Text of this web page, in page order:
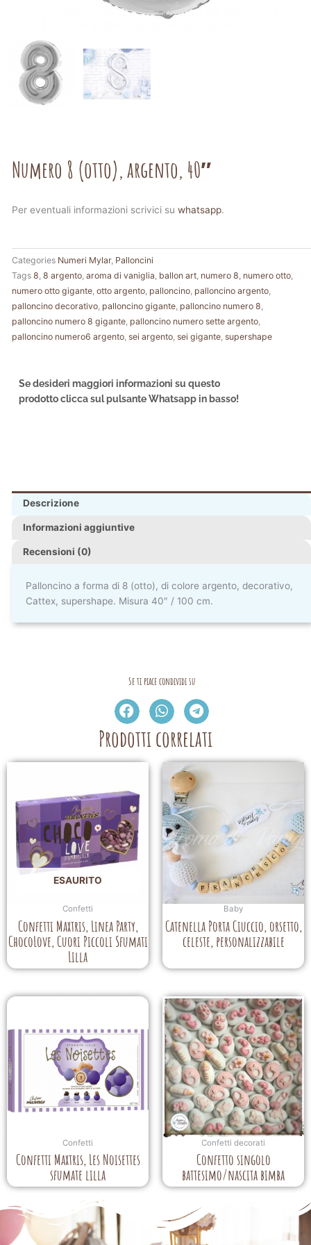
Numero 8 (otto), argento, 40″
Per eventuali informazioni scrivici su whatsapp.
Categories Numeri Mylar, Palloncini
Tags 8 8 argento aroma di vaniglia ballon art numero 8 numero otto
numero otto gigante otto argento palloncino palloncino argento
palloncino decorativo palloncino gigante palloncino numero 8
palloncino numero 8 gigante palloncino numero sette argento
palloncino numero6 argento sei argento sei gigante supershape
Se desideri maggiori informazioni su questo
prodotto clicca sul pulsante Whatsapp in basso!
Descrizione
Informazioni aggiuntive
Recensioni (0)
Palloncino a forma di 8 (otto), di colore argento, decorativo,
Cattex, supershape. Misura 40″ / 100 cm.
Se ti piace condividi su
Prodotti correlati
ESAURITO
Confetti
Confetti Maxtris, Linea Party,
ChocoLove, Cuori Piccoli Sfumati
Lilla
Baby
Catenella Porta Ciuccio, orsetto,
celeste, personalizzabile
Confetti
Confetti Maxtris, Les Noisettes
sfumate lilla
Confetti decorati
Confetto singolo
battesimo/nascita bimba